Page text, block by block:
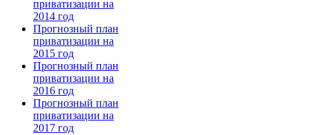
приватизации на
2014 год
Прогнозный план
приватизации на
2015 год
Прогнозный план
приватизации на
2016 год
Прогнозный план
приватизации на
2017 год